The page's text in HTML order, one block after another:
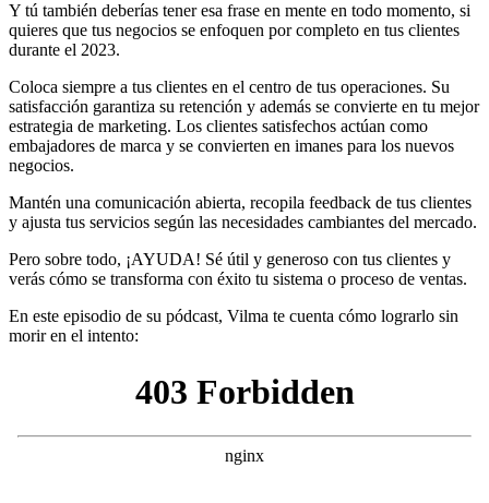
Y tú también deberías tener esa frase en mente en todo momento, si
quieres que tus negocios se enfoquen por completo en tus clientes
durante el 2023.
Coloca siempre a tus clientes en el centro de tus operaciones. Su
satisfacción garantiza su retención y además se convierte en tu mejor
estrategia de marketing. Los clientes satisfechos actúan como
embajadores de marca y se convierten en imanes para los nuevos
negocios.
Mantén una comunicación abierta, recopila feedback de tus clientes
y ajusta tus servicios según las necesidades cambiantes del mercado.
Pero sobre todo, ¡AYUDA! Sé útil y generoso con tus clientes y
verás cómo se transforma con éxito tu sistema o proceso de ventas.
En este episodio de su pódcast, Vilma te cuenta cómo lograrlo sin
morir en el intento: